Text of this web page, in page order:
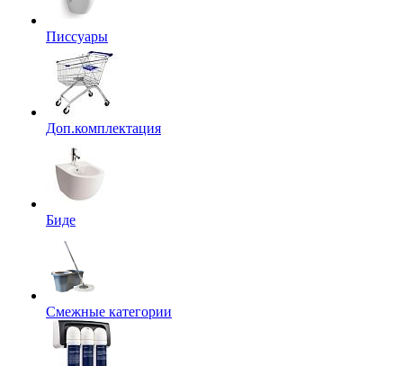
Писсуары
Доп.комплектация
Биде
Смежные категории